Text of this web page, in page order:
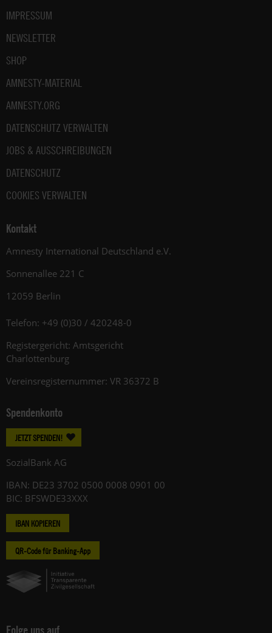
IMPRESSUM
NEWSLETTER
SHOP
AMNESTY-MATERIAL
AMNESTY.ORG
DATENSCHUTZ VERWALTEN
JOBS & AUSSCHREIBUNGEN
DATENSCHUTZ
COOKIES VERWALTEN
Kontakt
Amnesty International Deutschland e.V.
Sonnenallee 221 C
12059 Berlin
Telefon: +49 (0)30 / 420248-0
Registergericht: Amtsgericht
Charlottenburg
Vereinsregisternummer: VR 36372 B
Spendenkonto
JETZT SPENDEN!
SozialBank AG
IBAN: DE23 3702 0500 0008 0901 00
BIC: BFSWDE33XXX
IBAN KOPIEREN
QR-Code für Banking-App
Folge uns auf